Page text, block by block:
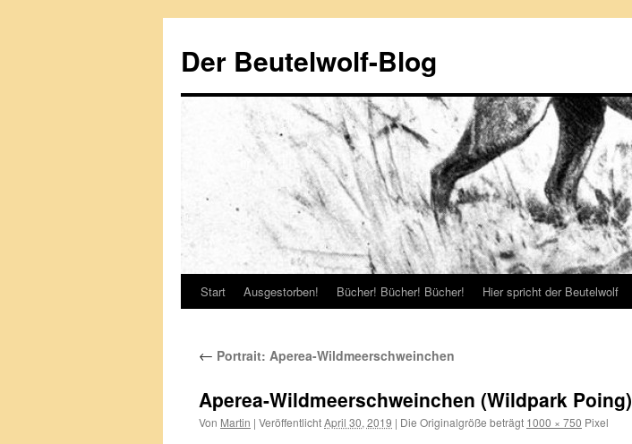
springen
Der Beutelwolf-Blog
Start Ausgestorben! Bücher! Bücher! Bücher! Hier spricht der Beutelwolf
← Portrait: Aperea-Wildmeerschweinchen
Aperea-Wildmeerschweinchen (Wildpark Poing)
Von Martin | VeröffentlichtApril 30, 2019 | Die Originalgröße beträgt 1000 × 750 Pixel